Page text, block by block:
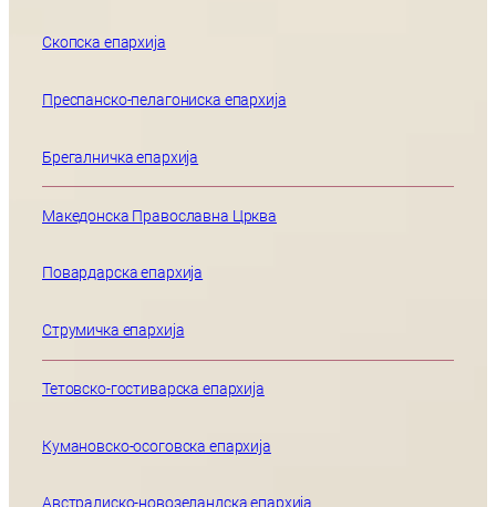
Скопска епархија
Преспанско-пелагониска епархија
Брегалничка епархија
Македонска Православна Црква
Повардарска епархија
Струмичка епархија
Тетовско-гостиварска епархија
Кумановско-осоговска епархија